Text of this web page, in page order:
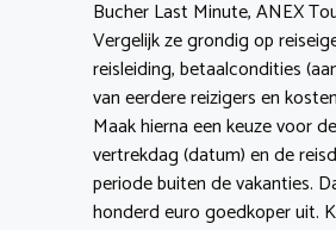
Bucher Last Minute, ANEX
Vergelijk ze grondig op
reisleiding, betaalcondities
van eerdere reizigers en
Maak hierna een keuze voor
vertrekdag (datum) en de
periode buiten de vakanties.
honderd euro goedkoper uit.